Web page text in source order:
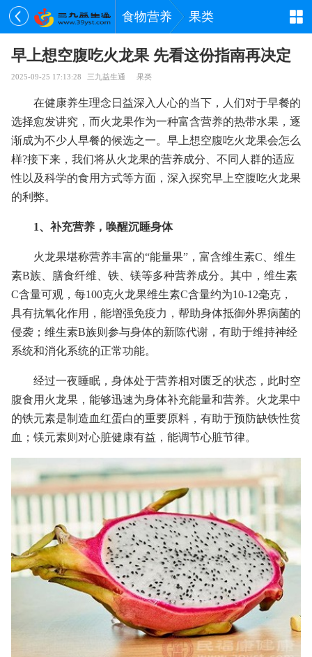
食物营养 果类
早上想空腹吃火龙果 先看这份指南再决定
2025-09-25 17:13:28 三九益生通 果类
在健康养生理念日益深入人心的当下，人们对于早餐的
选择愈发讲究，而火龙果作为一种富含营养的热带水果，逐
渐成为不少人早餐的候选之一。早上想空腹吃火龙果会怎么
样?接下来，我们将从火龙果的营养成分、不同人群的适应
性以及科学的食用方式等方面，深入探究早上空腹吃火龙果
的利弊。
1、补充营养，唤醒沉睡身体
火龙果堪称营养丰富的“能量果”，富含维生素C、维生
素B族、膳食纤维、铁、镁等多种营养成分。其中，维生素
C含量可观，每100克火龙果维生素C含量约为10-12毫克，
具有抗氧化作用，能增强免疫力，帮助身体抵御外界病菌的
侵袭；维生素B族则参与身体的新陈代谢，有助于维持神经
系统和消化系统的正常功能。
经过一夜睡眠，身体处于营养相对匮乏的状态，此时空
腹食用火龙果，能够迅速为身体补充能量和营养。火龙果中
的铁元素是制造血红蛋白的重要原料，有助于预防缺铁性贫
血；镁元素则对心脏健康有益，能调节心脏节律。